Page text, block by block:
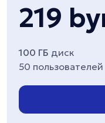
219
100 ГБ диск
50 пользователей